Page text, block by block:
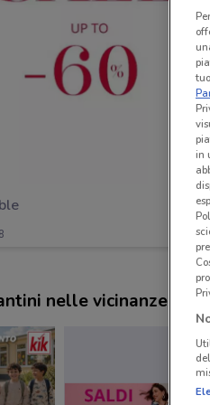
nelle vicinanze
in